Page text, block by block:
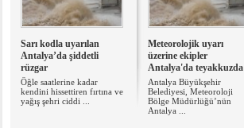
Sarı kodla uyarılan
Antalya’da şiddetli
rüzgar
Öğle saatlerine kadar
kendini hissettiren fırtına ve
yağış şehri ciddi ...
Meteorolojik uyarı
üzerine ekipler
Antalya'da teyakkuzda
Antalya Büyükşehir
Belediyesi, Meteoroloji
Bölge Müdürlüğü’nün
Antalya ...